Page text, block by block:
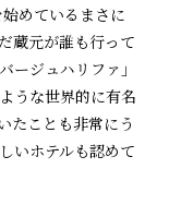
めているまさに
蔵元が誰も行って
ージュハリファ」
うな世界的に有名
たことも非常にう
いホテルも認めて